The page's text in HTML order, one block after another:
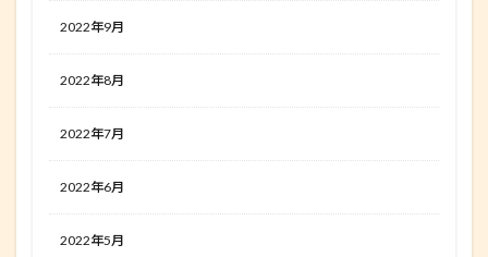
2022年9月
2022年8月
2022年7月
2022年6月
2022年5月